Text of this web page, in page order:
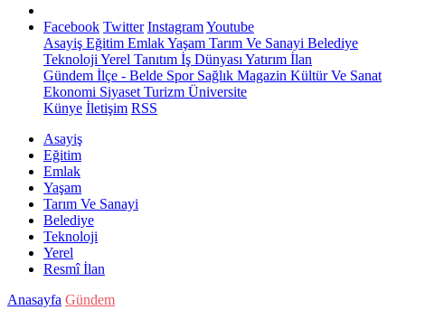
Facebook Twitter InstagramYoutube
Asayiş Eğitim EmlakYaşam Tarım Ve Sanayi Belediye
Teknoloji Yerel Tanıtım İş Dünyası Yatırım İlan
Gündem İlçe - Belde SporSağlık Magazin Kültür Ve Sanat
Ekonomi Siyaset Turizm Üniversite
Künye İletişim RSS
Asayiş
Eğitim
Emlak
Yaşam
Tarım Ve Sanayi
Belediye
Teknoloji
Yerel
Resmî İlan
Anasayfa Gündem